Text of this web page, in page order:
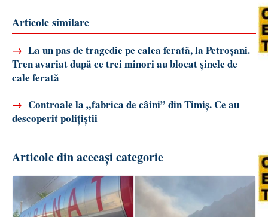
Articole similare
→ La un pas de tragedie pe calea ferată, la Petroșani.
Tren avariat după ce trei minori au blocat șinele de
cale ferată
→ Controale la „fabrica de câini” din Timiș. Ce au
descoperit polițiștii
Articole din aceeași categorie